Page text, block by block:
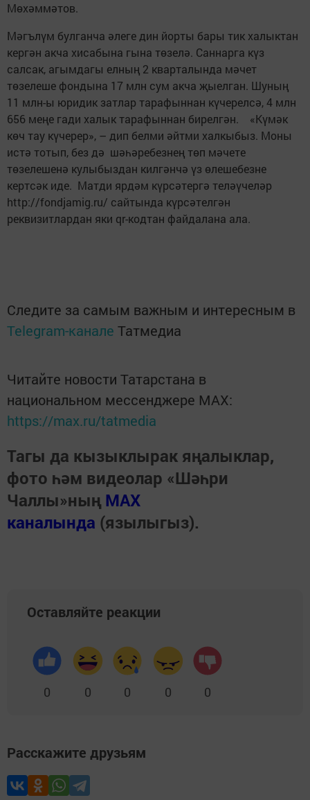
Мөхәммәтов.
Мәгълүм булганча әлеге дин йорты бары тик халыктан
кергән акча хисабына гына төзелә. Саннарга күз
салсак, агымдагы елның 2 кварталында мәчет
төзелеше фондына 17 млн сум акча җыелган. Шуның
11 млн-ы юридик затлар тарафыннан күчерелсә, 4 млн
656 меңе гади халык тарафыннан бирелгән. «Күмәк
көч тау күчерер», – дип белми әйтми халкыбыз. Моны
истә тотып, без дә шәһәребезнең төп мәчете
төзелешенә кулыбыздан килгәнчә үз өлешебезне
кертсәк иде. Матди ярдәм күрсәтергә теләүчеләр
http://fondjamig.ru/ сайтында күрсәтелгән
реквизитлардан яки qr-кодтан файдалана ала.
Следите за самым важным и интересным в
Telegram-канале Татмедиа
Читайте новости Татарстана в
национальном мессенджере MАХ:
https://max.ru/tatmedia
Тагы да кызыклырак яңалыклар,
фото һәм видеолар «Шәһри
Чаллы»ның MAX
каналында (язылыгыз).
Оставляйте реакции
0 0 0 0 0
Расскажите друзьям